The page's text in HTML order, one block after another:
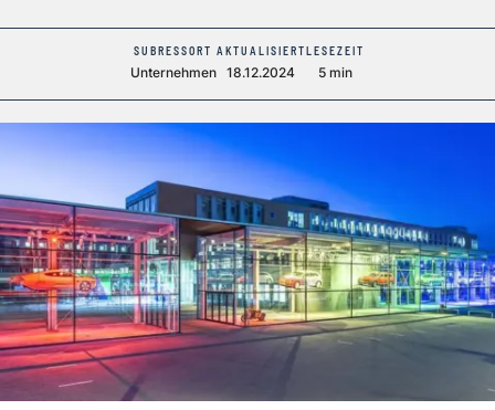
SUBRESSORT
Unternehmen
AKTUALISIERT
18.12.2024
LESEZEIT
5 min